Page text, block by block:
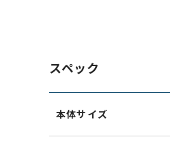
スペック
本体サイズ